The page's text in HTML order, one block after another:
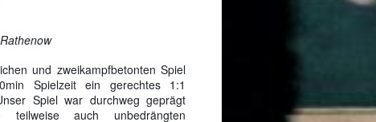
und zweikampfbetonten Spiel
Spielzeit ein gerechtes 1:1
Spiel war durchweg geprägt
teilweise auch unbedrängten